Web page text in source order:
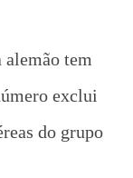
alemão tem
exclui
do grupo